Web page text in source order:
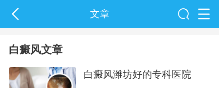
文章
白癜风文章
白癜风潍坊好的专科医院